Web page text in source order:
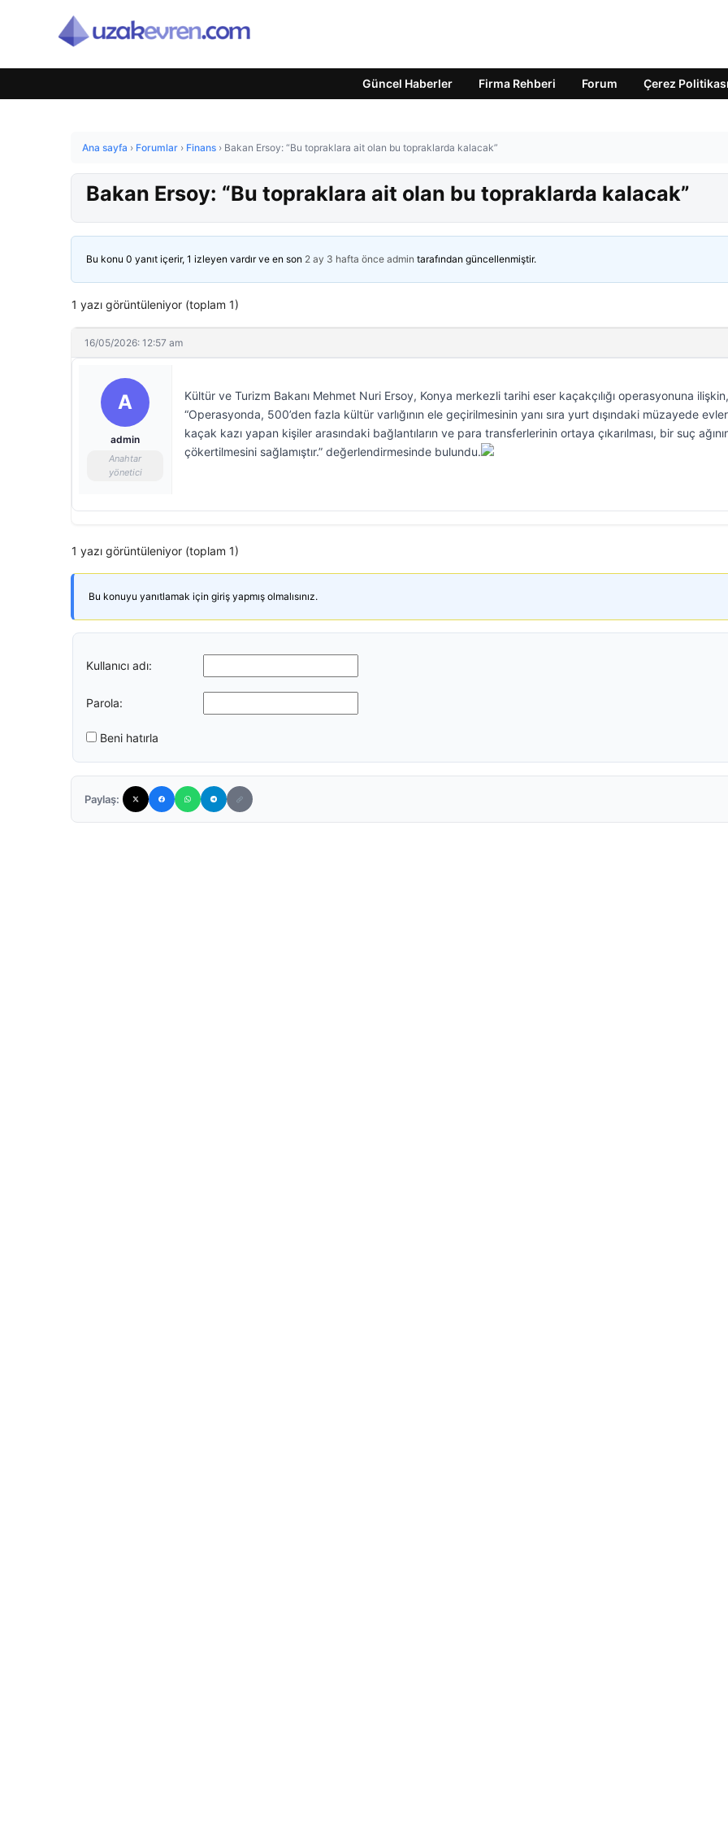
Güncel Haberler Firma Rehberi Forum Çerez Politikası
Ana sayfa › Forumlar › Finans › Bakan Ersoy: “Bu topraklara ait olan bu topraklarda kalacak”
Bakan Ersoy: “Bu topraklara ait olan bu topraklarda kalacak”
Bu konu 0 yanıt içerir, 1 izleyen vardır ve en son 2 ay 3 hafta önce admin tarafından güncellenmiştir.
1 yazı görüntüleniyor (toplam 1)
16/05/2026: 12:57 am
A
admin
Anahtar
yönetici
Kültür ve Turizm Bakanı Mehmet Nuri Ersoy, Konya merkezli tarihi eser kaçakçılığı operasyonuna ilişkin,
“Operasyonda, 500’den fazla kültür varlığının ele geçirilmesinin yanı sıra yurt dışındaki müzayede
kaçak kazı yapan kişiler arasındaki bağlantıların ve para transferlerinin ortaya çıkarılması, bir suç
çökertilmesini sağlamıştır.” değerlendirmesinde bulundu.
1 yazı görüntüleniyor (toplam 1)
Bu konuyu yanıtlamak için giriş yapmış olmalısınız.
Kullanıcı adı:
Parola:
Beni hatırla
Paylaş: